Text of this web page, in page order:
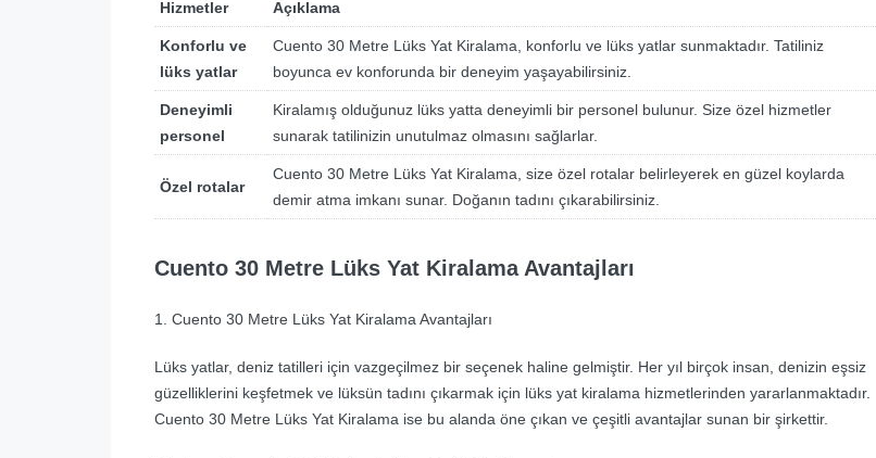
Hizmetler Açıklama
Konforlu ve
lüks yatlar
Cuento 30 Metre Lüks Yat Kiralama, konforlu ve lüks yatlar sunmaktadır. Tatiliniz
boyunca ev konforunda bir deneyim yaşayabilirsiniz.
Deneyimli
personel
Kiralamış olduğunuz lüks yatta deneyimli bir personel bulunur. Size özel hizmetler
sunarak tatilinizin unutulmaz olmasını sağlarlar.
Özel rotalar
Cuento 30 Metre Lüks Yat Kiralama, size özel rotalar belirleyerek en güzel koylarda
demir atma imkanı sunar. Doğanın tadını çıkarabilirsiniz.
Cuento 30 Metre Lüks Yat Kiralama Avantajları
1. Cuento 30 Metre Lüks Yat Kiralama Avantajları
Lüks yatlar, deniz tatilleri için vazgeçilmez bir seçenek haline gelmiştir. Her yıl birçok insan, denizin eşsiz
güzelliklerini keşfetmek ve lüksün tadını çıkarmak için lüks yat kiralama hizmetlerinden yararlanmaktadır.
Cuento 30 Metre Lüks Yat Kiralama ise bu alanda öne çıkan ve çeşitli avantajlar sunan bir şirkettir.